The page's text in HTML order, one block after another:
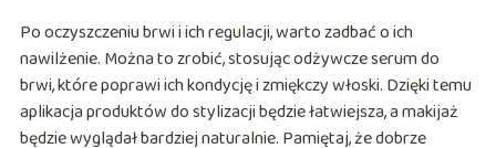
Po oczyszczeniu brwi i ich regulacji, warto zadbać o ich
nawilżenie. Można to zrobić, stosując odżywcze serum do
brwi, które poprawi ich kondycję i zmiękczy włoski. Dzięki temu
aplikacja produktów do stylizacji będzie łatwiejsza, a makijaż
będzie wyglądał bardziej naturalnie. Pamiętaj, że dobrze